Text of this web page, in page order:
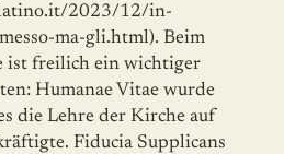
2023/12/in-
ma-gli.html). Beim
ist freilich ein wichtiger
Humanae Vitae wurde
die Lehre der Kirche auf
Fiducia Supplicans